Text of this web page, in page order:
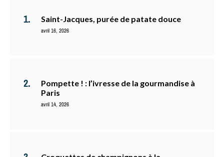
Saint-Jacques, purée de patate douce
avril 16, 2026
Pompette ! : l’ivresse de la gourmandise à
Paris
avril 14, 2026